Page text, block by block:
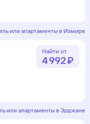
или апартаменты в Измире
Найти от
4 ⁠992 ⁠₽
или апартаменты в Эрджане